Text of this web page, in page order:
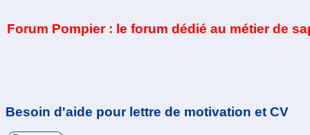
Forum Pompier : le forum dédié au métier de
Besoin d'aide pour lettre de motivation et CV